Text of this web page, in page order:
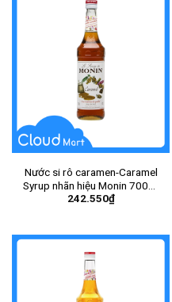
Nước si rô caramen-Caramel
Syrup nhãn hiệu Monin 700ml
– Chai
242.550₫